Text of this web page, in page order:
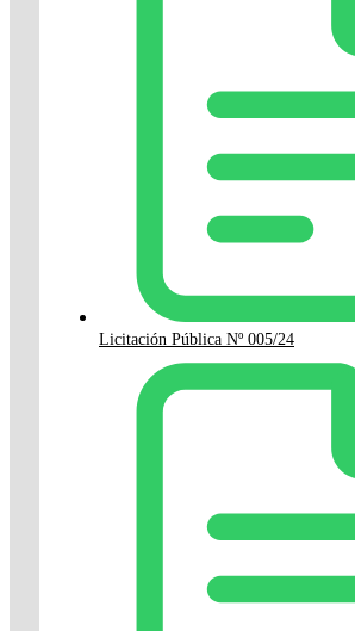
Licitación Pública Nº 005/24